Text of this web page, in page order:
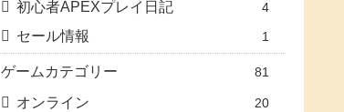
初心者APEXプレイ日記 4
セール情報 1
ゲームカテゴリー 81
オンライン 20